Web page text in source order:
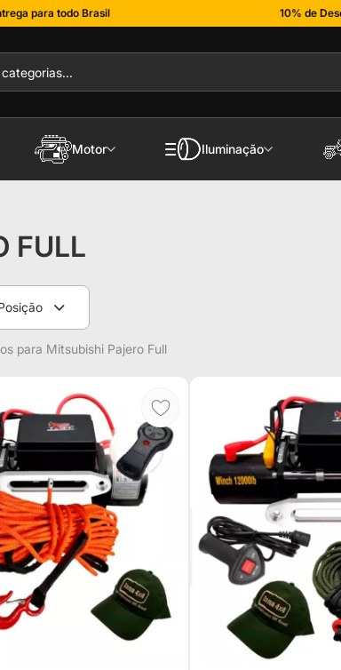
para todo Brasil 10% de
Motor Iluminação
FULL
para Mitsubishi Pajero Full